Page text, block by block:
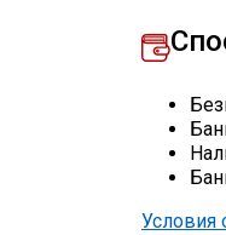
Условия